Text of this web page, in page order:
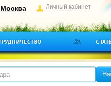
Москва Личный кабинет